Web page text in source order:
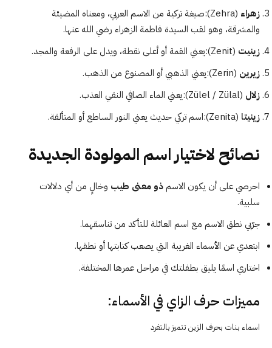
زهراء
(Zehra):صيغة تركية من الاسم العربي، ومعناه المضيئة
والمشرقة، وهو لقب السيدة فاطمة الزهراء رضي الله عنها.
زينيت (Zenit):يعني القمة أو أعلى نقطة، ويدل على الرفعة والمجد.
زيرين (Zerin):يعني الذهبي أو المصنوع من الذهب.
زلال (Zülel / Zülal):يعني الماء الصافي النقي العذب.
زينيتا (Zenita):اسم تركي حديث يعني النور الساطع أو المتألقة.
نصائح لاختيار اسم المولودة الجديدة
احرصي على أن يكون الاسمذو معنى طيب وخالٍ من أي دلالات
سلبية.
جرّبي نطق الاسم مع اسم العائلة للتأكد من تناسقهما.
ابتعدي عن الأسماء الغريبة التي يصعب كتابتها أو نطقها.
اختاري اسمًا يليق بطفلتك في مراحل عمرها المختلفة.
مميزات حرف الزاي في الأسماء:
اسماء بنات بحرف الزين تتميز بالتفرد